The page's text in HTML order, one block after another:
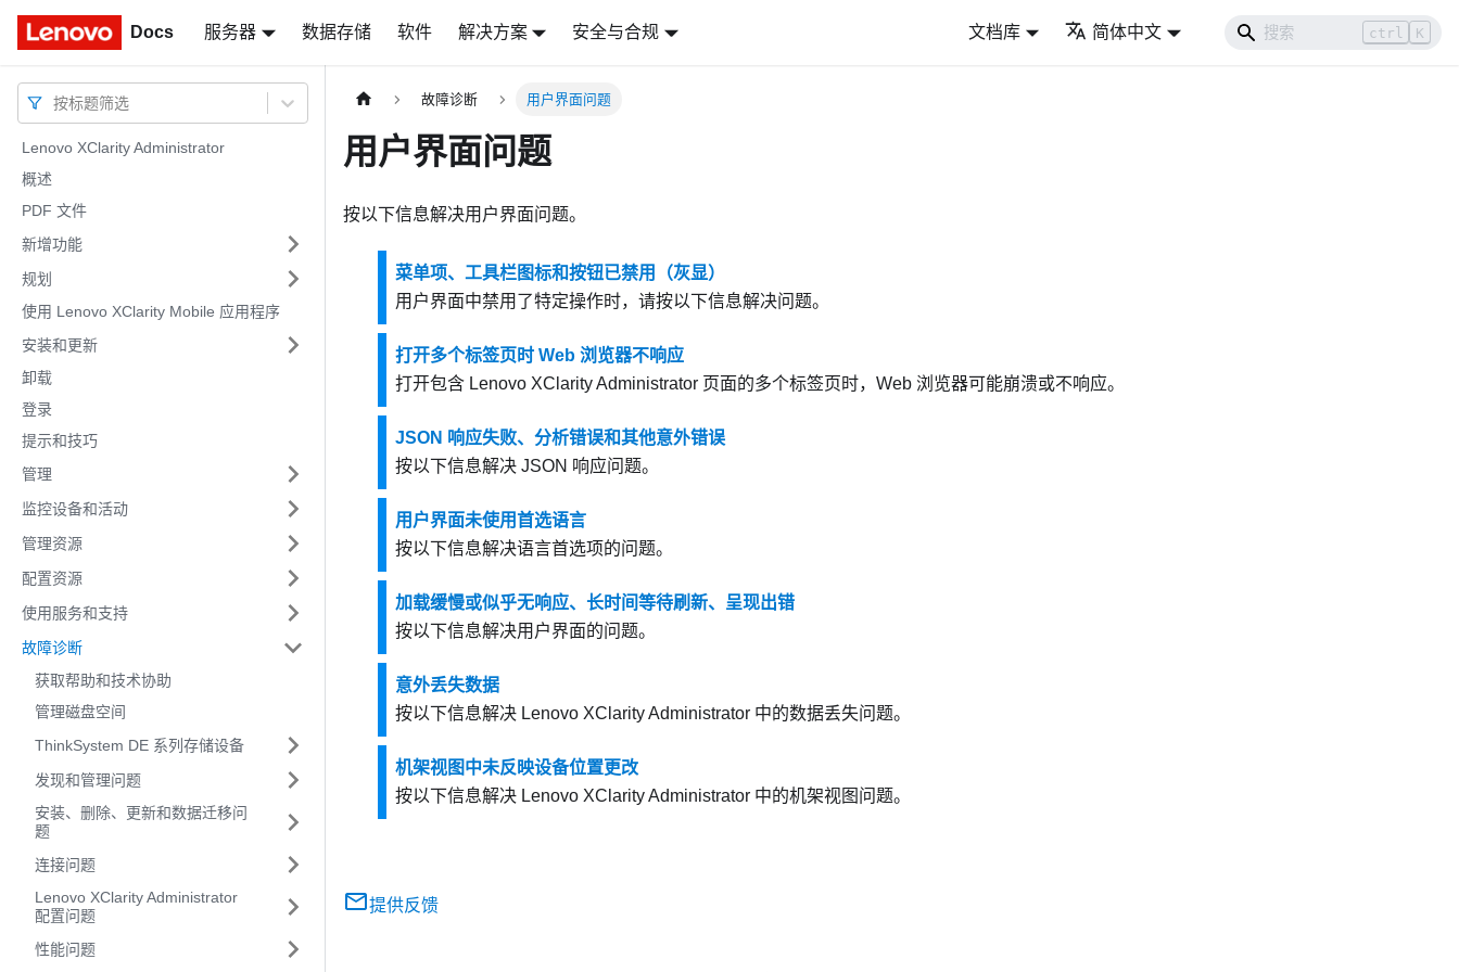
Docs 服务器 数据存储 软件 解决方案 安全与合规 文档库 简体中文 ctrl K
Docs
按标题筛选
Lenovo XClarity Administrator
概述
PDF 文件
新增功能
规划
使用 Lenovo XClarity Mobile 应用程序
安装和更新
卸载
登录
提示和技巧
管理
监控设备和活动
管理资源
配置资源
使用服务和支持
故障诊断
获取帮助和技术协助
管理磁盘空间
ThinkSystem DE 系列存储设备
发现和管理问题
安装、删除、更新和数据迁移问
题
连接问题
Lenovo XClarity Administrator
配置问题
性能问题
故障诊断 用户界面问题
用户界面问题
按以下信息解决用户界面问题。
菜单项、工具栏图标和按钮已禁用（灰显）
用户界面中禁用了特定操作时，请按以下信息解决问题。
打开多个标签页时 Web 浏览器不响应
打开包含 Lenovo XClarity Administrator 页面的多个标签页时，Web 浏览器可能崩溃或不响应。
JSON 响应失败、分析错误和其他意外错误
按以下信息解决 JSON 响应问题。
用户界面未使用首选语言
按以下信息解决语言首选项的问题。
加载缓慢或似乎无响应、长时间等待刷新、呈现出错
按以下信息解决用户界面的问题。
意外丢失数据
按以下信息解决 Lenovo XClarity Administrator 中的数据丢失问题。
机架视图中未反映设备位置更改
按以下信息解决 Lenovo XClarity Administrator 中的机架视图问题。
提供反馈